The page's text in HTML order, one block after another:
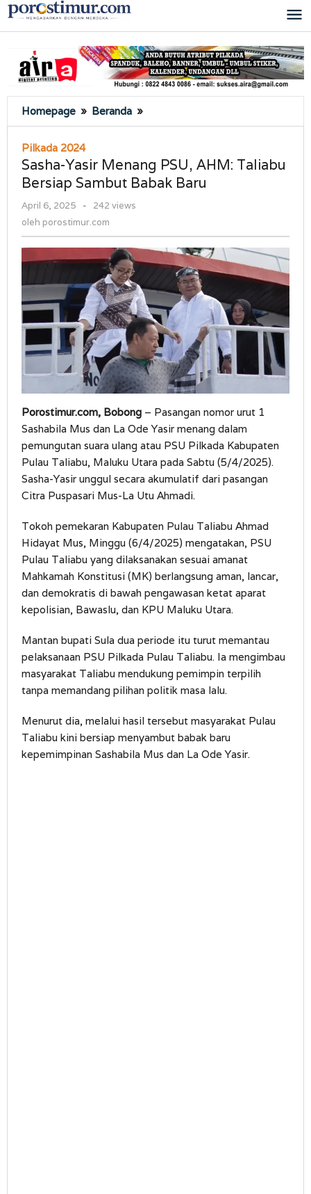
Lewati
ke
Homepage » Beranda »
Yasir
PSU,
AHM:
Taliabu
Babak
Baru
Pilkada 2024
Sasha-Yasir Menang PSU, AHM: Taliabu
Bersiap Sambut Babak Baru
April 6, 2025
oleh
-
242 views
oleh porostimur.com
Porostimur.com, Bobong – Pasangan nomor urut 1
Sashabila Mus dan La Ode Yasir menang dalam
pemungutan suara ulang atau PSU Pilkada Kabupaten
Pulau Taliabu, Maluku Utara pada Sabtu (5/4/2025).
Sasha-Yasir unggul secara akumulatif dari pasangan
Citra Puspasari Mus-La Utu Ahmadi.
Tokoh pemekaran Kabupaten Pulau Taliabu Ahmad
Hidayat Mus, Minggu (6/4/2025) mengatakan, PSU
Pulau Taliabu yang dilaksanakan sesuai amanat
Mahkamah Konstitusi (MK) berlangsung aman, lancar,
dan demokratis di bawah pengawasan ketat aparat
kepolisian, Bawaslu, dan KPU Maluku Utara.
Mantan bupati Sula dua periode itu turut memantau
pelaksanaan PSU Pilkada Pulau Taliabu. Ia mengimbau
masyarakat Taliabu mendukung pemimpin terpilih
tanpa memandang pilihan politik masa lalu.
Menurut dia, melalui hasil tersebut masyarakat Pulau
Taliabu kini bersiap menyambut babak baru
kepemimpinan Sashabila Mus dan La Ode Yasir.